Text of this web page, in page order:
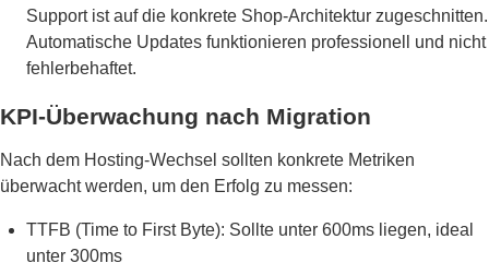
Support ist auf die konkrete Shop-Architektur zugeschnitten.
Automatische Updates funktionieren professionell und nicht
fehlerbehaftet.
KPI-Überwachung nach Migration
Nach dem Hosting-Wechsel sollten konkrete Metriken
überwacht werden, um den Erfolg zu messen:
TTFB (Time to First Byte): Sollte unter 600ms liegen, ideal
unter 300ms